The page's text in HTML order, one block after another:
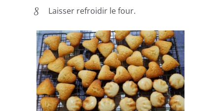
Laisser refroidir le four.